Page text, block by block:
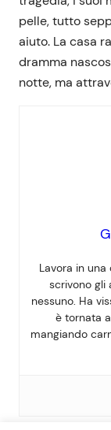
pelle, tutto
aiuto. La casa
dramma
notte, ma
Lavora in
scrivono gli
nessuno. Ha
è tornata
mangiando